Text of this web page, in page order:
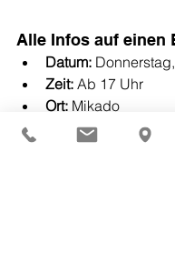
Alle Infos auf einen
Datum:
Zeit: Ab 17 Uhr
Ort: Mikado
Musik: House von
Eintritt: Frei